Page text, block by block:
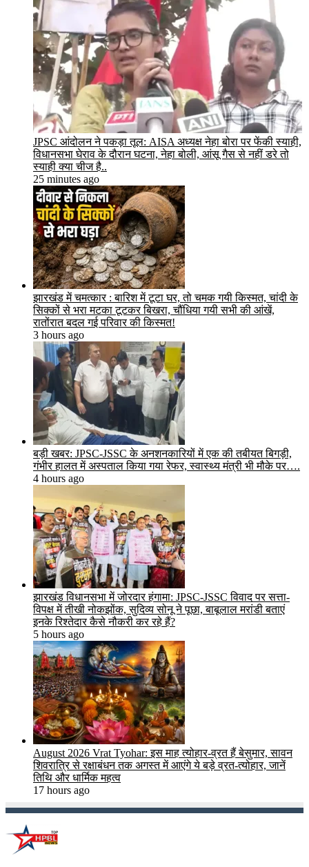
JPSC आंदोलन ने पकड़ा तूल: AISA अध्यक्ष नेहा बोरा पर फेंकी स्याही,
विधानसभा घेराव के दौरान घटना, नेहा बोली, आंसू गैस से नहीं डरे तो
स्याही क्या चीज है..
25 minutes ago
झारखंड में चमत्कार : बारिश में टूटा घर, तो चमक गयी किस्मत, चांदी के
सिक्कों से भरा मटका टूटकर बिखरा, चौंधिया गयी सभी की आंखें,
रातोंरात बदल गई परिवार की किस्मत!
3 hours ago
बड़ी खबर: JPSC-JSSC के अनशनकारियों में एक की तबीयत बिगड़ी,
गंभीर हालत में अस्पताल किया गया रेफर, स्वास्थ्य मंत्री भी मौके पर….
4 hours ago
झारखंड विधानसभा में जोरदार हंगामा: JPSC-JSSC विवाद पर सत्ता-
विपक्ष में तीखी नोकझोंक, सुदिव्य सोनू ने पूछा, बाबूलाल मरांडी बताएं
इनके रिश्तेदार कैसे नौकरी कर रहे हैं?
5 hours ago
August 2026 Vrat Tyohar: इस माह त्योहार-व्रत हैं बेसुमार, सावन
शिवरात्रि से रक्षाबंधन तक अगस्त में आएंगे ये बड़े व्रत-त्योहार, जानें
तिथि और धार्मिक महत्व
17 hours ago